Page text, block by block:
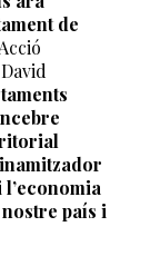
de
país i